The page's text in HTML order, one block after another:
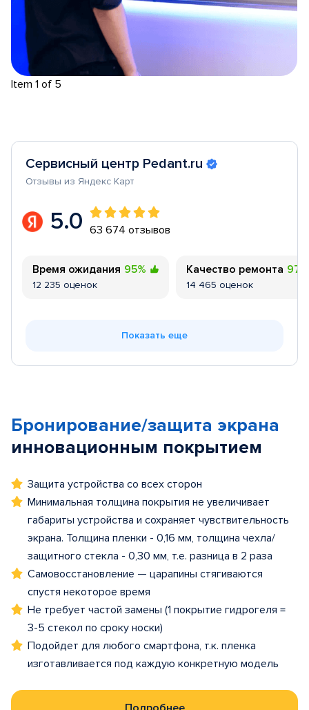
Item 1 of 5
Сервисный центр Pedant.ru
Отзывы из Яндекс Карт
5.0 63 674 отзывов
Время ожидания 95%
12 235 оценок
Качество ремонта 97%
14 465 оценок
Показать еще
Бронирование/защита экрана
инновационным покрытием
Защита устройства со всех сторон
Минимальная толщина покрытия не увеличивает
габариты устройства и сохраняет чувствительность
экрана. Толщина пленки - 0,16 мм, толщина чехла/
защитного стекла - 0,30 мм, т.е. разница в 2 раза
Самовосстановление — царапины стягиваются
спустя некоторое время
Не требует частой замены (1 покрытие гидрогеля =
3-5 стекол по сроку носки)
Подойдет для любого смартфона, т.к. пленка
изготавливается под каждую конкретную модель